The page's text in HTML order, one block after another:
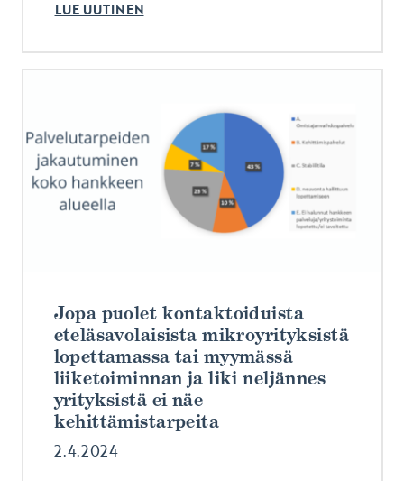
LUE UUTINEN
Jopa puolet kontaktoiduista
eteläsavolaisista mikroyrityksistä
lopettamassa tai myymässä
liiketoiminnan ja liki neljännes
yrityksistä ei näe
kehittämistarpeita
2.4.2024